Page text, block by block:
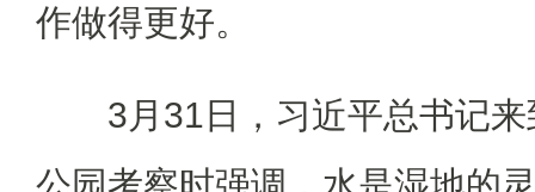
作做得更好。
3月31日，习近平总书记
公园考察时强调，水是湿地的